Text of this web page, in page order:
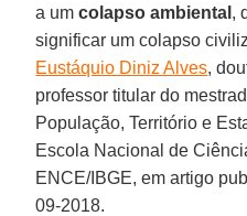
a umcolapso ambiental ,
significar um colapso
Eustáquio Diniz Alves,
professor titular do
População, Território e
Escola Nacional de
ENCE/IBGE, em artigo
09-2018.